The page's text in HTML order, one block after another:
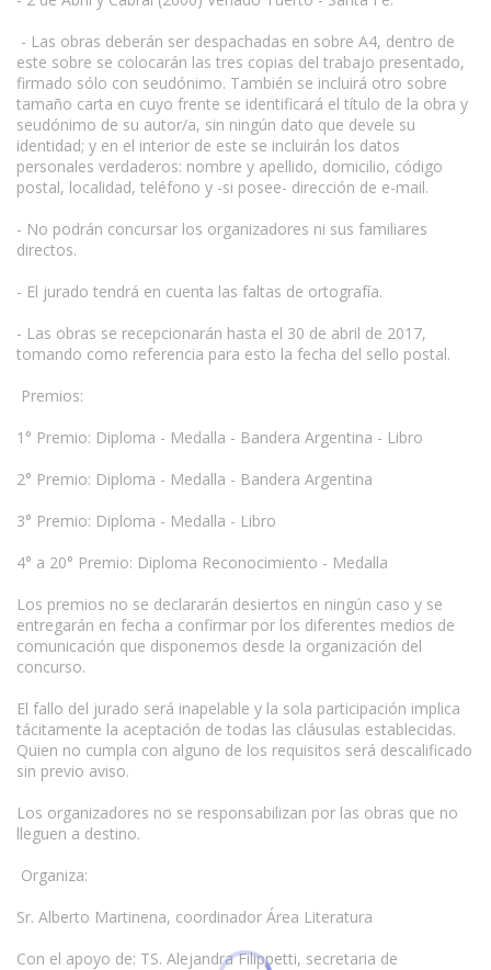
- Las obras deberán ser despachadas en sobre A4, dentro de
este sobre se colocarán las tres copias del trabajo presentado,
firmado sólo con seudónimo. También se incluirá otro sobre
tamaño carta en cuyo frente se identificará el título de la obra y
seudónimo de su autor/a, sin ningún dato que devele su
identidad; y en el interior de este se incluirán los datos
personales verdaderos: nombre y apellido, domicilio, código
postal, localidad, teléfono y -si posee- dirección de e-mail.
- No podrán concursar los organizadores ni sus familiares
directos.
- El jurado tendrá en cuenta las faltas de ortografía.
- Las obras se recepcionarán hasta el 30 de abril de 2017,
tomando como referencia para esto la fecha del sello postal.
Premios:
1° Premio: Diploma - Medalla - Bandera Argentina - Libro
2° Premio: Diploma - Medalla - Bandera Argentina
3° Premio: Diploma - Medalla - Libro
4° a 20° Premio: Diploma Reconocimiento - Medalla
Los premios no se declararán desiertos en ningún caso y se
entregarán en fecha a confirmar por los diferentes medios de
comunicación que disponemos desde la organización del
concurso.
El fallo del jurado será inapelable y la sola participación implica
tácitamente la aceptación de todas las cláusulas establecidas.
Quien no cumpla con alguno de los requisitos será descalificado
sin previo aviso.
Los organizadores no se responsabilizan por las obras que no
lleguen a destino.
Organiza:
Sr. Alberto Martinena, coordinador Área Literatura
Con el apoyo de: TS. Alejandra Filippetti, secretaria de